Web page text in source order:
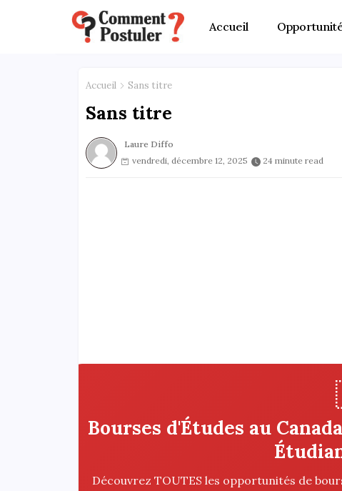
Accueil
Accueil Sans titre
Sans titre
Laure Diffo
vendredi, décembre 12, 2025
24 minute read
Bourses d'Études au
Découvrez TOUTES les opportunités de